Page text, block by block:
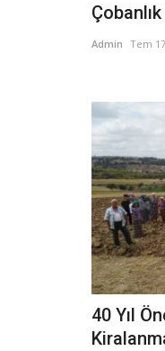
Admin Tem
40 Yıl